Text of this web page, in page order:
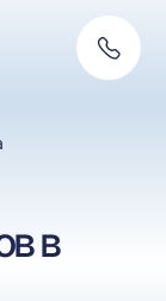
связь
в